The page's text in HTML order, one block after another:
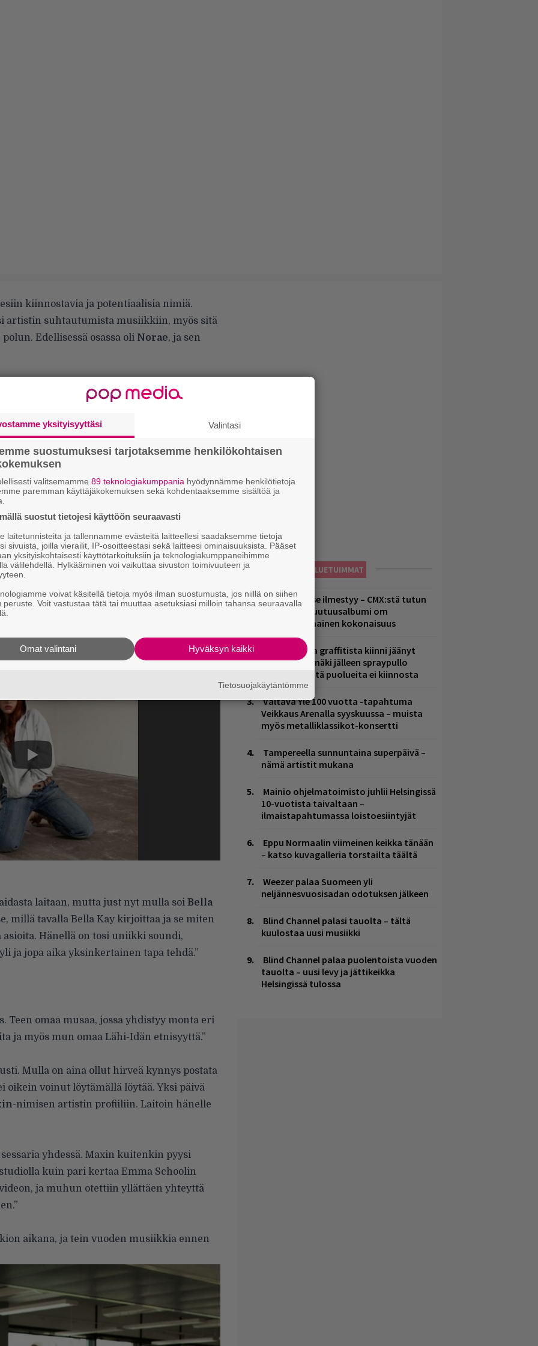
kiinnostavia ja potentiaalisia nimiä.
artistin suhtautumista musiikkiin, myös sitä
Edellisessä osassa oli Norae, ja sen
5. kesäkuuta uuden singlen nimeltä
jossa kaksi ihmistä ovat turhaan
kipinää.Mugen
osallistuneetBertta Seppälä
kipuilua siitä, että suhde on päätettävä
tiedä, kuinka kauan toipumisessa
järkeä eikä enää sydäntä”, Raama
vuotias artisti herätti levy-yhtiön huomion
Hän julkaisi debyyttisinglensä
ja helmikuussa ilmestyi toinen single
julkinen keikka nähdään Tampereen Lost
laitaan, mutta just nyt mulla soi Bella
millä tavalla Bella Kay kirjoittaa ja se miten
Hänellä on tosi uniikki soundi,
ja jopa aika yksinkertainen tapa tehdä.”
Teen omaa musaa, jossa yhdistyy monta eri
ja myös mun omaa Lähi-Idän etnisyyttä.”
Mulla on aina ollut hirveä kynnys postata
oikein voinut löytämällä löytää. Yksi päivä
-nimisen artistin profiiliin. Laitoin hänelle
yhdessä. Maxin kuitenkin pyysi
kuin pari kertaa Emma Schoolin
ja muhun otettiin yllättäen yhteyttä
aikana, ja tein vuoden musiikkia ennen
LUETUIMMAT
Huomenna se ilmestyy – CMX:stä tutun
A.W. Yrjänän uutuusalbumi om
mammuttimainen kokonaisuus
Laittomasta graffitista kiinni jäänyt
Paavo Arhinmäki jälleen spraypullo
kädessä – näitä puolueita ei kiinnosta
Valtava Yle 100 vuotta -tapahtuma
Veikkaus Arenalla syyskuussa – muista
myös metalliklassikot-konsertti
Tampereella sunnuntaina superpäivä –
nämä artistit mukana
Mainio ohjelmatoimisto juhlii Helsingissä
10-vuotista taivaltaan –
ilmaistapahtumassa loistoesiintyjät
Eppu Normaalin viimeinen keikka tänään
– katso kuvagalleria torstailta täältä
Weezer palaa Suomeen yli
neljännesvuosisadan odotuksen jälkeen
Blind Channel palasi tauolta – tältä
kuulostaa uusi musiikki
Blind Channel palaa puolentoista vuoden
tauolta – uusi levy ja jättikeikka
Helsingissä tulossa
yksityisyyttäsi Valintasi
suostumuksesi tarjotaksemme henkilökohtaisen
valitsemamme 89 teknologiakumppania hyödynnämme henkilötietoja
paremman käyttäjäkokemuksen sekä kohdentaaksemme sisältöä ja
suostut tietojesi käyttöön seuraavasti
laitetunnisteita ja tallennamme evästeitä laitteellesi saadaksemme tietoja
sivuista, joilla vierailit, IP-osoitteestasi sekä laitteesi ominaisuuksista. Pääset
yksityiskohtaisesti käyttötarkoituksiin ja teknologiakumppaneihimme
välilehdellä. Hylkääminen voi vaikuttaa sivuston toimivuuteen ja
voivat käsitellä tietoja myös ilman suostumusta, jos niillä on siihen
peruste. Voit vastustaa tätä tai muuttaa asetuksiasi milloin tahansa seuraavalla
Hyväksyn kaikki
Omat valintani
Tietosuojakäytäntömme